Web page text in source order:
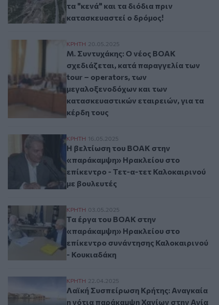
τα "κενά" και τα διόδια πριν
κατασκευαστεί ο δρόμος!
Μ. Συντυχάκης: O νέος ΒΟΑΚ
ΚΡΗΤΗ 20.05.2025
Μ. Συντυχάκης: O νέος ΒΟΑΚ
σχεδιάζεται, κατά παραγγελία των
tour – operators, των
μεγαλοξενοδόχων και των
κατασκευαστικών εταιρειών, για τα
κέρδη τους
Η βελτίωση του ΒΟΑΚ στην «παράκαμψη»
ΚΡΗΤΗ 16.05.2025
Η βελτίωση του ΒΟΑΚ στην
«παράκαμψη» Ηρακλείου στο
επίκεντρο - Τετ-α-τετ Καλοκαιρινού
με βουλευτές
Τα έργα του ΒΟΑΚ στην «παράκαμψη»
ΚΡΗΤΗ 03.05.2025
Τα έργα του ΒΟΑΚ στην
«παράκαμψη» Ηρακλείου στο
επίκεντρο συνάντησης Καλοκαιρινού
- Κουκιαδάκη
Λαϊκή Συσπείρωση Κρήτης: Αναγκαία η
ΚΡΗΤΗ 22.04.2025
Λαϊκή Συσπείρωση Κρήτης: Αναγκαία
η νότια παράκαμψη Χανίων στην Αγία